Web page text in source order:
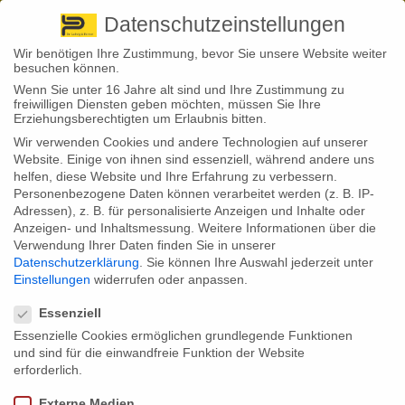
+ 49 3501 528571 |
Back to News
26
Stephan Fröhlich
Gewerbe: Die wichtigsten
Schadenursachen
Welche Ereignisse die Schadenkosten bei Gewerbetreibenden und
Unternehmen in die Höhe treiben, zeigt die Auswertung eines
Industrieversicherers.
Jahre 2017 bis 2021 ausgewertet. In Deutschland zahlte dieser
Datenschutzeinstellungen
Wir benötigen Ihre Zustimmung, bevor Sie unsere Website weiter
besuchen können.
Wenn Sie unter 16 Jahre alt sind und Ihre Zustimmung zu
freiwilligen Diensten geben möchten, müssen Sie Ihre
Erziehungsberechtigten um Erlaubnis bitten.
Wir verwenden Cookies und andere Technologien auf unserer
Website. Einige von ihnen sind essenziell, während andere uns
helfen, diese Website und Ihre Erfahrung zu verbessern.
Personenbezogene Daten können verarbeitet werden (z. B. IP-
Adressen), z. B. für personalisierte Anzeigen und Inhalte oder
Anzeigen- und Inhaltsmessung. Weitere Informationen über die
Verwendung Ihrer Daten finden Sie in unserer
Datenschutzerklärung
Sie können Ihre Auswahl jederzeit unter
Einstellungen widerrufen oder anpassen.
Essenziell
Essenzielle Cookies ermöglichen grundlegende Funktionen
und sind für die einwandfreie Funktion der Website
erforderlich.